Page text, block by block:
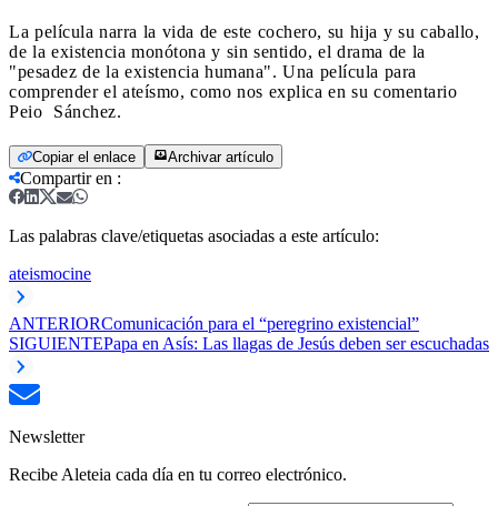
La película narra la vida de este cochero, su hija y su caballo,
de la existencia monótona y sin sentido, el drama de la
"pesadez de la existencia humana". Una película para
comprender el ateísmo, como nos explica en su comentario
Peio Sánchez.
Copiar el enlace Archivar artículo
Compartir en :
Las palabras clave/etiquetas asociadas a este artículo:
ateismocine
ANTERIORComunicación para el “peregrino existencial”
SIGUIENTEPapa en Asís: Las llagas de Jesús deben ser escuchadas
Newsletter
Recibe Aleteia cada día en tu correo electrónico.